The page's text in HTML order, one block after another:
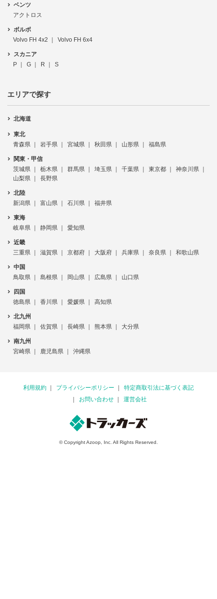
ベンツ
アクトロス
ボルボ
Volvo FH 4x2
Volvo FH 6x4
スカニア
P
G R S
エリアで探す
北海道
東北
青森県
岩手県 宮城県 秋田県 山形県 福島県
関東・甲信
茨城県
栃木県 群馬県 埼玉県 千葉県 東京都
神奈川県
山梨県
長野県
北陸
新潟県
富山県 石川県 福井県
東海
岐阜県
静岡県 愛知県
近畿
三重県
滋賀県 京都府 大阪府 兵庫県 奈良県 和歌山県
中国
鳥取県
島根県 岡山県 広島県 山口県
四国
徳島県
香川県 愛媛県 高知県
北九州
福岡県
佐賀県 長崎県 熊本県 大分県
南九州
宮崎県
鹿児島県 沖縄県
利用規約 プライバシーポリシー
特定商取引法に基づく表記
お問い合わせ
運営会社
© Copyright Azoop, Inc. All Rights Reserved.